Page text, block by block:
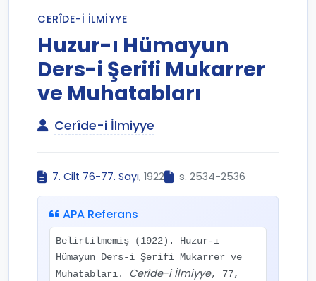
CERÎDE-I İLMIYYE
Huzur-ı Hümayun
Ders-i Şerifi Mukarrer
ve Muhatabları
Cerîde-i İlmiyye
7. Cilt 76-77. Sayı, 1922 s. 2534-2536
APA Referans
Belirtilmemiş (1922). Huzur-ı
Hümayun Ders-i Şerifi Mukarrer ve
Muhatabları. Cerîde-i İlmiyye, 77,